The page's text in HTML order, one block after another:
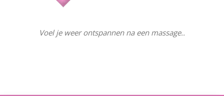
Voel je weer ontspannen na een massage..